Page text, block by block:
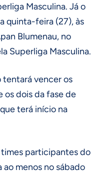
Masculina. Já o
quinta-feira (27), às
Blumenau, no
Superliga Masculina.
tentará vencer os
os dois da fase de
terá início na
participantes do
menos no sábado